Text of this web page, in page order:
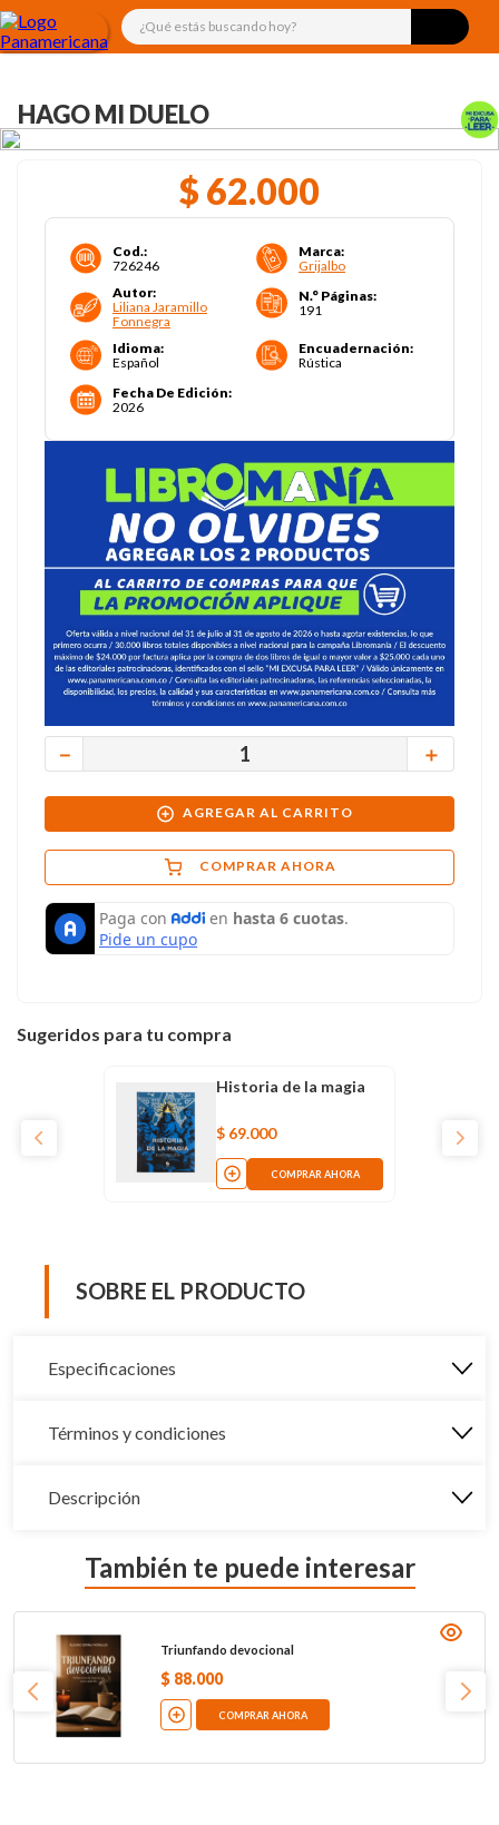
¿Qué estás buscando hoy?
HAGO MI DUELO
$ 62.000
Cod.:
726246
Marca:
Grijalbo
Autor:
Liliana Jaramillo
Fonnegra
N.° Páginas:
191
Idioma:
Español
Encuadernación:
Rústica
Fecha De Edición:
2026
＋
－
AGREGAR AL CARRITO
COMPRAR AHORA
Sugeridos para tu compra
Historia de la magia
$ 69.000
COMPRAR AHORA
SOBRE EL PRODUCTO
Especificaciones
Términos y condiciones
Descripción
También te puede interesar
Triunfando devocional
$ 88.000
COMPRAR AHORA